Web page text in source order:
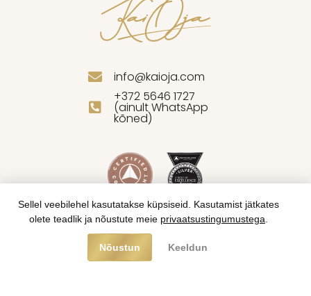
info@kaioja.com
+372 5646 1727
(ainult WhatsApp
kõned)
Sellel veebilehel kasutatakse küpsiseid. Kasutamist jätkates
olete teadlik ja nõustute meie privaatsustingumustega
Nõustun Keeldun